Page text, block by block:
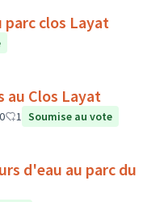
parc clos Layat
au Clos Layat
0 1 Soumise au vote
d'eau au parc du